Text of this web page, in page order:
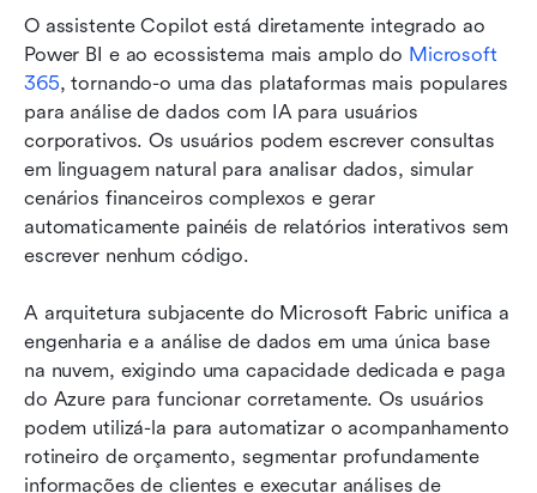
O assistente Copilot está diretamente integrado ao
Power BI e ao ecossistema mais amplo do Microsoft
365, tornando-o uma das plataformas mais populares
para análise de dados com IA para usuários
corporativos. Os usuários podem escrever consultas
em linguagem natural para analisar dados, simular
cenários financeiros complexos e gerar
automaticamente painéis de relatórios interativos sem
escrever nenhum código.
A arquitetura subjacente do Microsoft Fabric unifica a
engenharia e a análise de dados em uma única base
na nuvem, exigindo uma capacidade dedicada e paga
do Azure para funcionar corretamente. Os usuários
podem utilizá-la para automatizar o acompanhamento
rotineiro de orçamento, segmentar profundamente
informações de clientes e executar análises de